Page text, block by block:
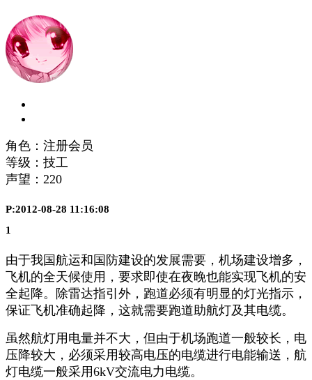
角色：注册会员
等级：技工
声望： 220
P:2012-08-28 11:16:08
1
由于我国航运和国防建设的发展需要，机场建设增多，
飞机的全天候使用，要求即使在夜晚也能实现飞机的安
全起降。除雷达指引外，跑道必须有明显的灯光指示，
保证飞机准确起降，这就需要跑道助航灯及其电缆。
虽然航灯用电量并不大，但由于机场跑道一般较长，电
压降较大，必须采用较高电压的电缆进行电能输送，航
灯电缆一般采用6kV交流电力电缆。